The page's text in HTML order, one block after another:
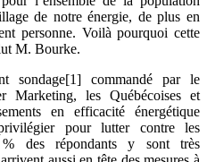
de notre énergie, de plus en
personne. Voilà pourquoi cette
M. Bourke.
sondage[1] commandé par le
Marketing, les Québécoises et
en efficacité énergétique
pour lutter contre les
% des répondants y sont très